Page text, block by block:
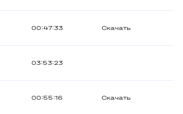
00:47:33 Скачать
03:53:23
00:55:16 Скачать